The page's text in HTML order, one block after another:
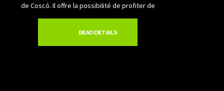
de Coscó. Il offre la possibilité de profiter de
READ DETAILS